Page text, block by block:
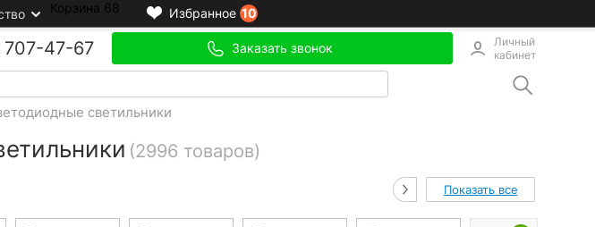
Избранное 10
Корзина 68
707-47-67 Заказать звонок
Личный
кабинет
светильники
(2996 товаров)
Показать все